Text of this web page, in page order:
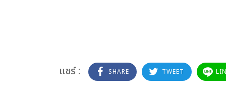
แชร์ : SHARE TWEET